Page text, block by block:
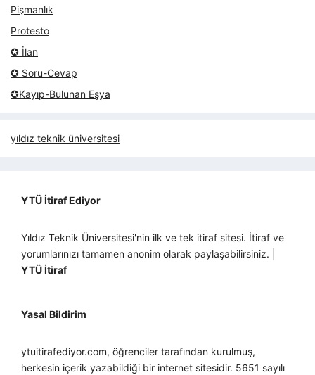
Pişmanlık
Protesto
✪ İlan
✪ Soru-Cevap
✪Kayıp-Bulunan Eşya
yıldız teknik üniversitesi
YTÜ İtiraf Ediyor
Yıldız Teknik Üniversitesi'nin ilk ve tek itiraf sitesi. İtiraf ve
yorumlarınızı tamamen anonim olarak paylaşabilirsiniz. |
YTÜ İtiraf
Yasal Bildirim
ytuitirafediyor.com, öğrenciler tarafından kurulmuş,
herkesin içerik yazabildiği bir internet sitesidir. 5651 sayılı